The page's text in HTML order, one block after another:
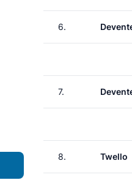
6.
7.
8. Twello